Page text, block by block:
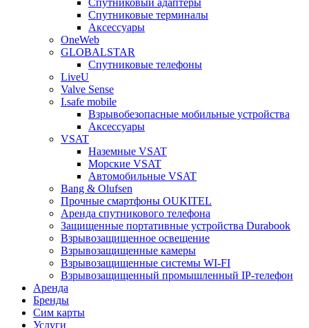
Спутниковый адаптеры
Спутниковые терминалы
Аксессуары
OneWeb
GLOBALSTAR
Спутниковые телефоны
LiveU
Valve Sense
I.safe mobile
Взрывобезопасные мобильные устройства
Аксессуары
VSAT
Наземные VSAT
Морские VSAT
Автомобильные VSAT
Bang & Olufsen
Прочные смартфоны OUKITEL
Аренда спутникового телефона
Защищенные портативные устройства Durabook
Взрывозащищенное освещение
Взрывозащищенные камеры
Взрывозащищенные системы WI-FI
Взрывозащищенный промышленный IP-телефон
Аренда
Бренды
Сим карты
Услуги